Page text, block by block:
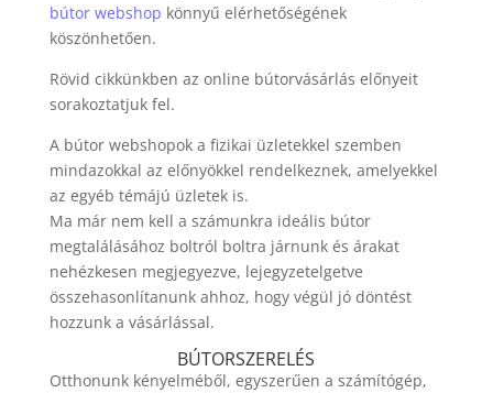
bútor webshop könnyű elérhetőségének
köszönhetően.
Rövid cikkünkben az online bútorvásárlás előnyeit
sorakoztatjuk fel.
A bútor webshopok a fizikai üzletekkel szemben
mindazokkal az előnyökkel rendelkeznek, amelyekkel
az egyéb témájú üzletek is.
Ma már nem kell a számunkra ideális bútor
megtalálásához boltról boltra járnunk és árakat
nehézkesen megjegyezve, lejegyzetelgetve
összehasonlítanunk ahhoz, hogy végül jó döntést
hozzunk a vásárlással.
BÚTORSZERELÉS
Otthonunk kényelméből, egyszerűen a számítógép,